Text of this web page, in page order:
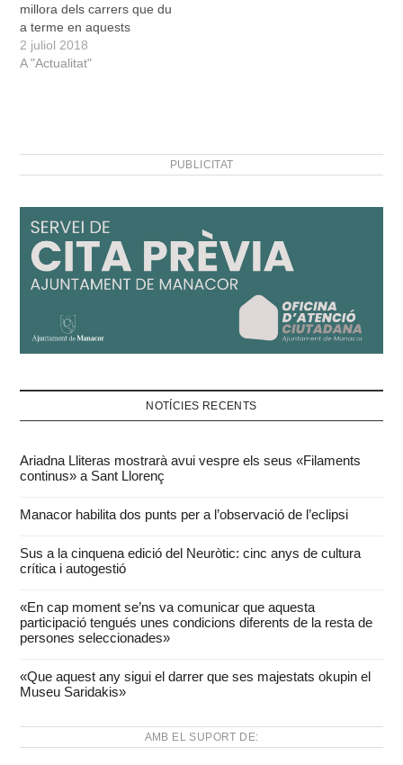
millora dels carrers que du
a terme en aquests
moments l’Ajuntament
[/pullquote] D'on surten
s'han realitzat, vénen de
2 juliol 2018
A "Actualitat"
PUBLICITAT
NOTÍCIES RECENTS
Ariadna Lliteras mostrarà avui vespre els seus «Filaments
continus» a Sant Llorenç
Manacor habilita dos punts per a l’observació de l’eclipsi
Sus a la cinquena edició del Neuròtic: cinc anys de cultura
crítica i autogestió
«En cap moment se’ns va comunicar que aquesta
participació tengués unes condicions diferents de la resta de
persones seleccionades»
«Que aquest any sigui el darrer que ses majestats okupin el
Museu Saridakis»
AMB EL SUPORT DE: